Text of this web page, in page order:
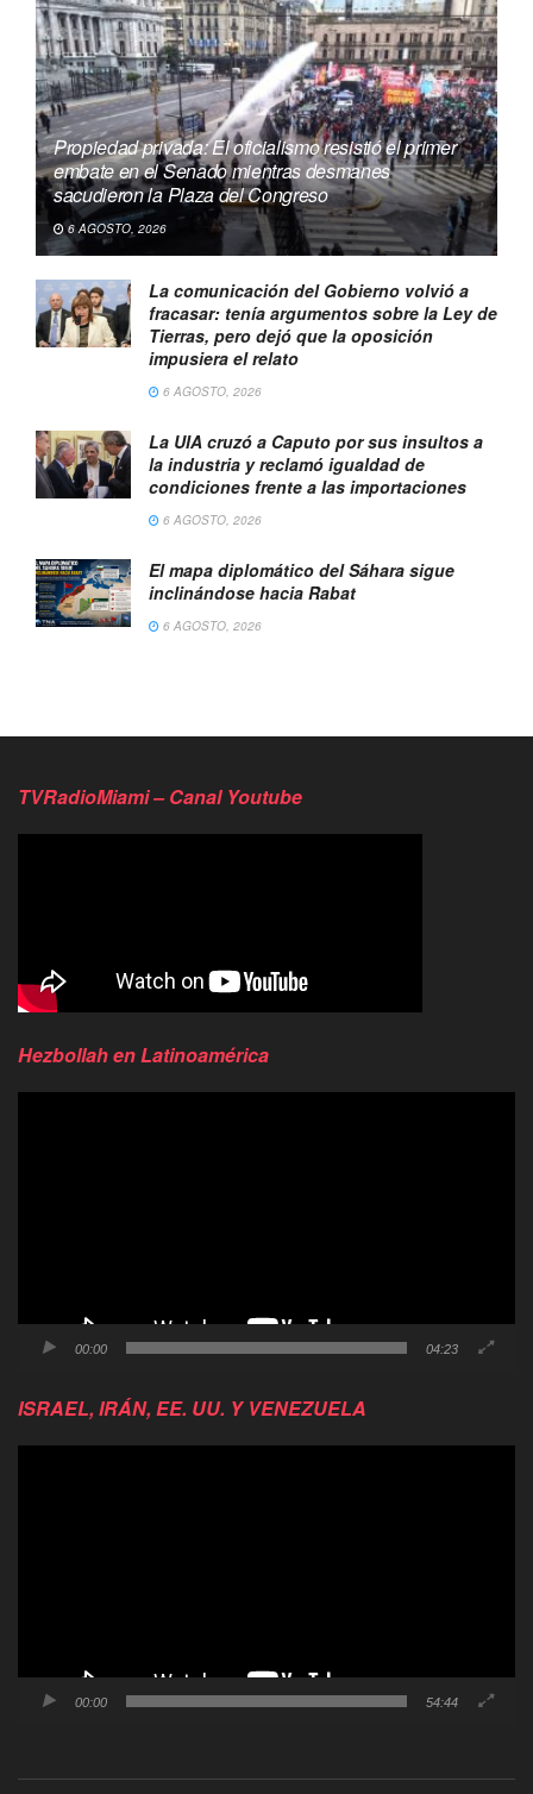
Propiedad privada: El oficialismo resistió el primer
embate en el Senado mientras desmanes
sacudieron la Plaza del Congreso
6 AGOSTO, 2026
La comunicación del Gobierno volvió a
fracasar: tenía argumentos sobre la Ley de
Tierras, pero dejó que la oposición
impusiera el relato
6 AGOSTO, 2026
La UIA cruzó a Caputo por sus insultos a
la industria y reclamó igualdad de
condiciones frente a las importaciones
6 AGOSTO, 2026
El mapa diplomático del Sáhara sigue
inclinándose hacia Rabat
6 AGOSTO, 2026
TVRadioMiami – Canal Youtube
Hezbollah en Latinoamérica
00:00 04:23
ISRAEL, IRÁN, EE. UU. Y VENEZUELA
00:00 54:44